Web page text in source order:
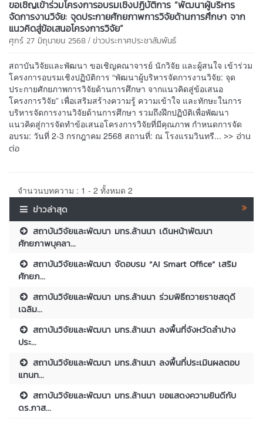
ขอเชิญเข้าร่วมโครงการอบรมเชิงปฏิบัติการ “พัฒนาผู้บริหาร
จัดการงานวิจัย: จุดประกายศักยภาพการวิจัยด้านการศึกษา จาก
แนวคิดสู่ข้อเสนอโครงการวิจัย”
ศุกร์ 27 มิถุนายน 2568 / ข่าวประกาศประชาสัมพันธ์
สถาบันวิจัยและพัฒนา ขอเชิญคณาจารย์ นักวิจัย และผู้สนใจ เข้าร่วม
โครงการอบรมเชิงปฏิบัติการ “พัฒนาผู้บริหารจัดการงานวิจัย: จุด
ประกายศักยภาพการวิจัยด้านการศึกษา จากแนวคิดสู่ข้อเสนอ
โครงการวิจัย” เพื่อเสริมสร้างความรู้ ความเข้าใจ และทักษะในการ
บริหารจัดการงานวิจัยด้านการศึกษา รวมถึงฝึกปฏิบัติเพื่อพัฒนา
แนวคิดสู่การจัดทำข้อเสนอโครงการวิจัยที่มีคุณภาพ กำหนดการจัด
อบรม: วันที่ 2-3 กรกฎาคม 2568 สถานที่: ณ โรงแรมวินทรี... >> อ่าน
ต่อ
จำนวนบทความ : 1 - 2 ทั้งหมด 2
ข่าวล่าสุด
สถาบันวิจัยและพัฒนา มทร.ล้านนา เดินหน้าพัฒนา
ศักยภาพบุคลา...
สถาบันวิจัยและพัฒนา จัดอบรม “AI Smart Office” เสริม
ศักยภ...
สถาบันวิจัยและพัฒนา มทร.ล้านนา ร่วมพิธีถวายราชสดุดี
เฉลิม...
สถาบันวิจัยและพัฒนา มทร.ล้านนา ลงพื้นที่จังหวัดลำปาง
ประ...
สถาบันวิจัยและพัฒนา มทร.ล้านนา ลงพื้นที่ประเมินผลตอบ
แทนท...
สถาบันวิจัยและพัฒนา มทร.ล้านนา ขอแสดงความยินดีกับ
ดร.ภาส...